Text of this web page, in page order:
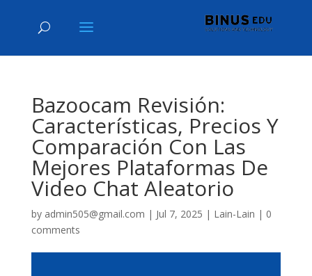
Bazoocam Revisión:
Características, Precios Y
Comparación Con Las
Mejores Plataformas De
Video Chat Aleatorio
by admin505@gmail.com | Jul 7, 2025 | Lain-Lain | 0
comments